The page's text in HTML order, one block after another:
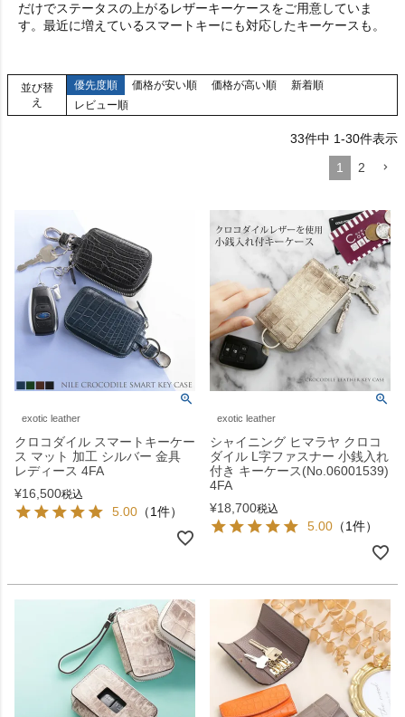
だけでステータスの上がるレザーキーケースをご用意していま
す。最近に増えているスマートキーにも対応したキーケースも。
並び替
え
優先度順 価格が安い順 価格が高い順
新着順
レビュー順
33件中 1-30件表示
1
2
exotic leather
クロコダイル スマートキーケー
ス マット 加工 シルバー 金具
レディース 4FA
¥16,500税込
5.00 （1件）
exotic leather
シャイニング ヒマラヤ クロコ
ダイル L字ファスナー 小銭入れ
付き キーケース(No.06001539)
4FA
¥18,700税込
5.00 （1件）